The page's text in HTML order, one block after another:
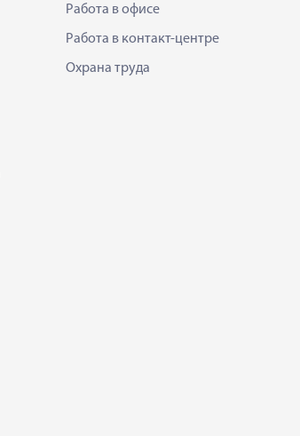
Работа в офисе
Работа в контакт-центре
Охрана труда